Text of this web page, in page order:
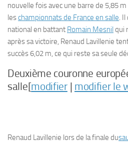
nouvelle fois avec une barre de 5,85
leschampionnats de France en salle.
national en battant Romain Mesnil qui
après sa victoire, Renaud Lavillenie
succès 6,02 m, ce qui reste sa seule
Deuxième couronne
salle[modifier| modifier le
Renaud Lavillenie lors de la finale du